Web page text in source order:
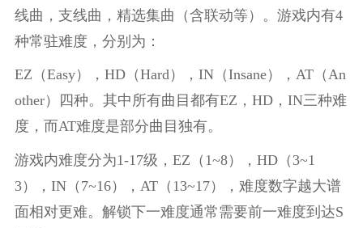
线曲，支线曲，精选集曲（含联动等）。游戏内有4
种常驻难度，分别为：
EZ（Easy），HD（Hard），IN（Insane），AT（An
other）四种。其中所有曲目都有EZ，HD，IN三种难
度，而AT难度是部分曲目独有。
游戏内难度分为1-17级，EZ（1~8），HD（3~1
3），IN（7~16），AT（13~17），难度数字越大谱
面相对更难。解锁下一难度通常需要前一难度到达S